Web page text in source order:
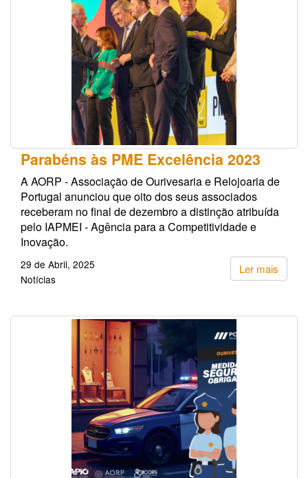
Parabéns às PME Excelência 2023
A AORP - Associação de Ourivesaria e Relojoaria de
Portugal anunciou que oito dos seus associados
receberam no final de dezembro a distinção atribuída
pelo IAPMEI - Agência para a Competitividade e
Inovação.
Ler mais
29 de Abril, 2025
Notícias